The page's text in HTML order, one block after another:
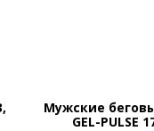
Мужские
GEL-PULSE